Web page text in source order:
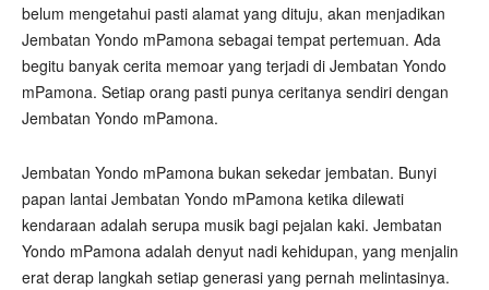
belum mengetahui pasti alamat yang dituju, akan menjadikan
Jembatan Yondo mPamona sebagai tempat pertemuan. Ada
begitu banyak cerita memoar yang terjadi di Jembatan Yondo
mPamona. Setiap orang pasti punya ceritanya sendiri dengan
Jembatan Yondo mPamona.
Jembatan Yondo mPamona bukan sekedar jembatan. Bunyi
papan lantai Jembatan Yondo mPamona ketika dilewati
kendaraan adalah serupa musik bagi pejalan kaki. Jembatan
Yondo mPamona adalah denyut nadi kehidupan, yang menjalin
erat derap langkah setiap generasi yang pernah melintasinya.